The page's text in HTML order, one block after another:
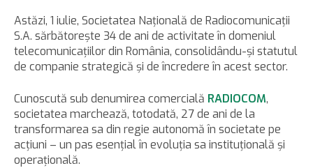
Astăzi, 1 iulie, Societatea Națională de Radiocomunicații
S.A. sărbătorește 34 de ani de activitate în domeniul
telecomunicațiilor din România, consolidându-și statutul
de companie strategică și de încredere în acest sector.
Cunoscută sub denumirea comercială RADIOCOM,
societatea marchează, totodată, 27 de ani de la
transformarea sa din regie autonomă în societate pe
acțiuni – un pas esențial în evoluția sa instituțională și
operațională.